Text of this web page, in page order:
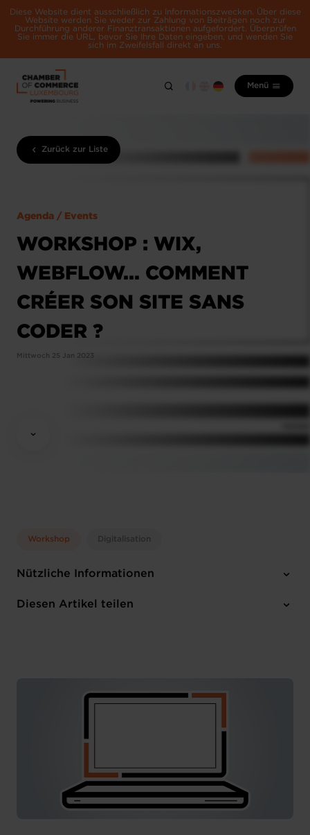
Diese Website dient ausschließlich zu Informationszwecken. Über diese
Website werden Sie weder zur Zahlung von Beiträgen noch zur
Durchführung anderer Finanztransaktionen aufgefordert. Überprüfen
Sie immer die URL, bevor Sie Ihre Daten eingeben, und wenden Sie
sich im Zweifelsfall direkt an uns.
Menü
Zurück zur Liste
Agenda / Events
WORKSHOP : WIX,
WEBFLOW... COMMENT
CRÉER SON SITE SANS
CODER ?
Mittwoch 25 Jan 2023
Workshop Digitalisation
Nützliche Informationen
Mittwoch 25 Jan 2023
Diesen Artikel teilen